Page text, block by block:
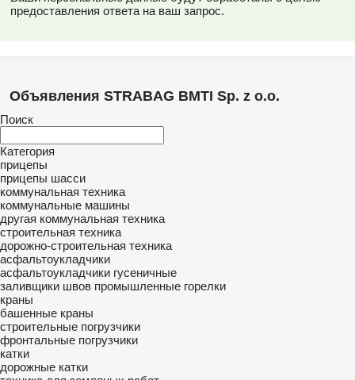
предоставления ответа на ваш запрос.
Объявления STRABAG BMTI Sp. z o.o.
Поиск
Категория
прицепы
прицепы шасси
коммунальная техника
коммунальные машины
другая коммунальная техника
строительная техника
дорожно-строительная техника
асфальтоукладчики
асфальтоукладчики гусеничные
заливщики швов промышленные горелки
краны
башенные краны
строительные погрузчики
фронтальные погрузчики
катки
дорожные катки